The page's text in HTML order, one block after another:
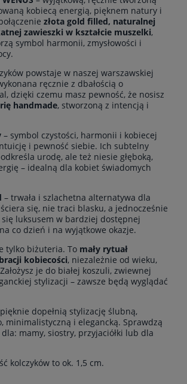
kobiecą energią, pięknem natury i
złota gold filled, naturalnej
zawieszki w kształcie muszelki,
symbol harmonii, zmysłowości i
powstaje w naszej warszawskiej
ręcznie z dbałością o
dzięki czemu masz pewność, że nosisz
handmade, stworzoną z intencją i
– symbol czystości, harmonii i kobiecej
i pewność siebie. Ich subtelny
urodę, ale też niesie głęboką,
– idealną dla kobiet świadomych
– trwała i szlachetna alternatywa dla
się, nie traci blasku, a jednocześnie
się luksusem w bardziej dostępnej
co dzień i na wyjątkowe okazje.
tylko biżuteria. To mały rytuał
kobiecości, niezależnie od wieku,
je do białej koszuli, zwiewnej
stylizacji – zawsze będą wyglądać
dopełnią stylizację ślubną,
minimalistyczną i elegancką. Sprawdzą
mamy, siostry, przyjaciółki lub dla
kolczyków to ok. 1,5 cm.